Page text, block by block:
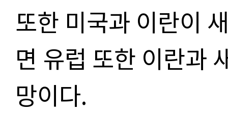
또한 미국과 이란이
면 유럽 또한 이란과
망이다.